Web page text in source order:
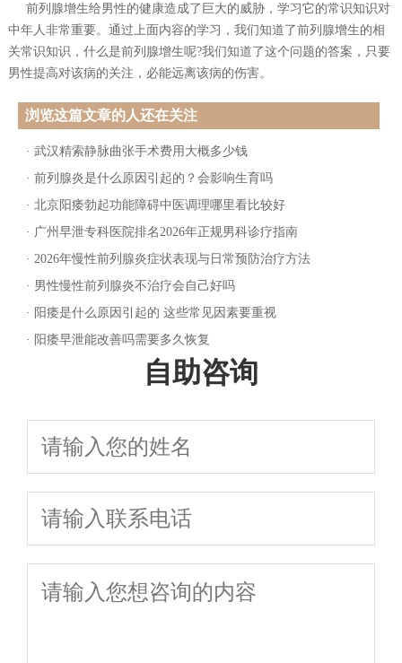
前列腺增生给男性的健康造成了巨大的威胁，学习它的常识知识对
中年人非常重要。通过上面内容的学习，我们知道了前列腺增生的相
关常识知识，什么是前列腺增生呢?我们知道了这个问题的答案，只要
男性提高对该病的关注，必能远离该病的伤害。
浏览这篇文章的人还在关注
· 武汉精索静脉曲张手术费用大概多少钱
· 前列腺炎是什么原因引起的？会影响生育吗
· 北京阳痿勃起功能障碍中医调理哪里看比较好
· 广州早泄专科医院排名2026年正规男科诊疗指南
· 2026年慢性前列腺炎症状表现与日常预防治疗方法
· 男性慢性前列腺炎不治疗会自己好吗
· 阳痿是什么原因引起的 这些常见因素要重视
· 阳痿早泄能改善吗需要多久恢复
自助咨询